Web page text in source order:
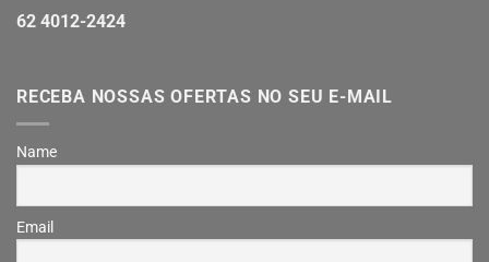
62 4012-2424
RECEBA NOSSAS OFERTAS NO SEU E-MAIL
Name
Email